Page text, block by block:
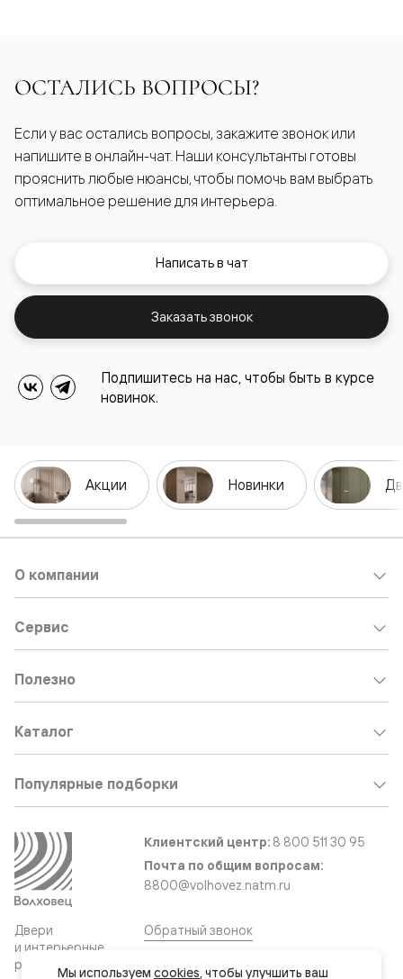
ОСТАЛИСЬ ВОПРОСЫ?
Если у вас остались вопросы, закажите звонок или
напишите в онлайн-чат. Наши консультанты готовы
прояснить любые нюансы, чтобы помочь вам выбрать
оптимальное решение для интерьера.
Написать в чат
Заказать звонок
Подпишитесь на нас, чтобы быть в курсе
новинок.
Акции Новинки
Двери
и интерьерные
решения
О компании
Сервис
Полезно
Каталог
Популярные подборки
Клиентский центр: 8 800 511 30 95
Почта по общим вопросам:
8800@volhovez.natm.ru
Обратный звонок
Мы используем cookies, чтобы улучшить ваш